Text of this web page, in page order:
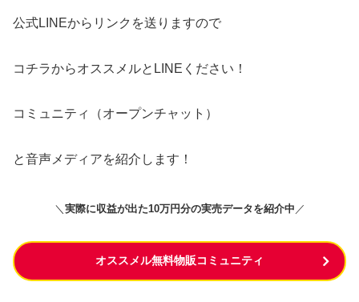
公式LINEからリンクを送りますので
コチラからオススメルとLINEください！
コミュニティ（オープンチャット）
と音声メディアを紹介します！
＼ 実際に収益が出た10万円分の実売データを紹介中 ／
オススメル無料物販コミュニティ